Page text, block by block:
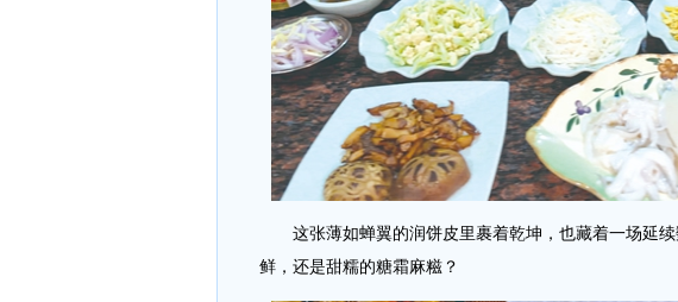
这张薄如蝉翼的润饼皮里裹着乾坤，也藏着一场延
鲜，还是甜糯的糖霜麻糍？